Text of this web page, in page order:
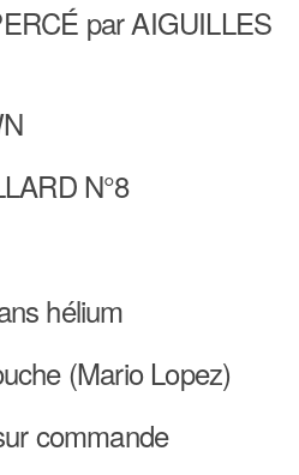
par AIGUILLES
N°8
hélium
(Mario Lopez)
commande